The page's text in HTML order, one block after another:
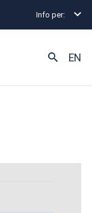
Info per:
EN
Oftalmologia